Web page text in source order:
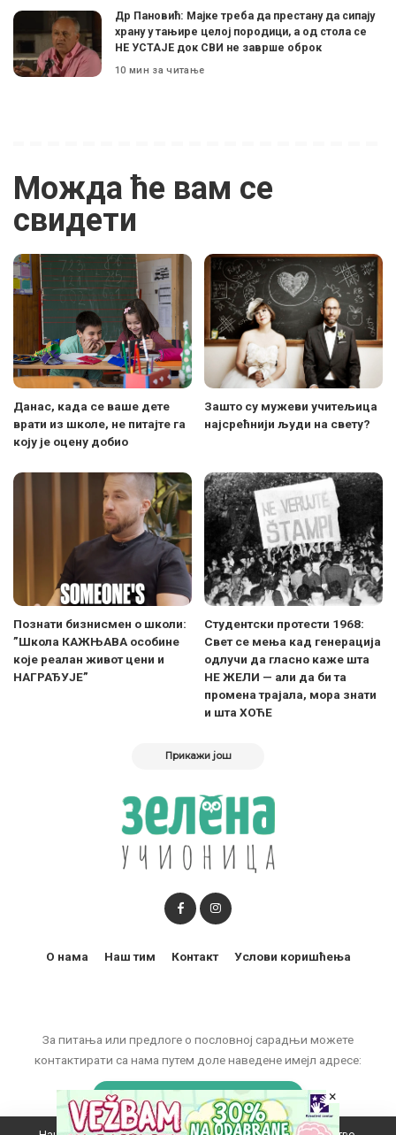
Др Пановић: Мајке треба да престану да сипају
храну у тањире целој породици, а од стола се
НЕ УСТАЈЕ док СВИ не заврше оброк
10 мин за читање
Можда ће вам се
свидети
Данас, када се ваше дете
врати из школе, не питајте га
коју је оцену добио
Зашто су мужеви учитељица
најсрећнији људи на свету?
Познати бизнисмен о школи:
”Школа КАЖЊАВА особине
које реалан живот цени и
НАГРАЂУЈЕ”
Студентски протести 1968:
Свет се мења кад генерација
одлучи да гласно каже шта
НЕ ЖЕЛИ — али да би та
промена трајала, мора знати
и шта ХОЋЕ
Прикажи још
За питања или предлоге о пословној сарадњи можете
контактирати са нама путем доле наведене имејл адресе:
marketing@zelenaucionica.com
О нама Наш тим Контакт Услови коришћења
×